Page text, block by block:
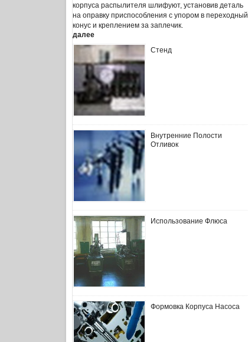
корпуса распылителя шлифуют, установив деталь
на оправку приспособления с упором в переходный
конус и креплением за заплечик.
далее
Стенд
Внутренние Полости
Отливок
Использование Флюса
Формовка Корпуса Насоса